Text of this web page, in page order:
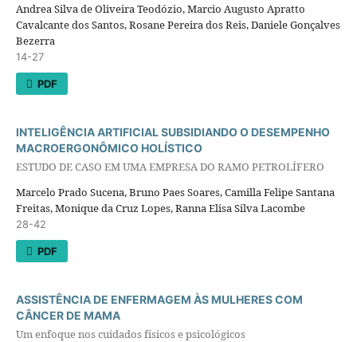
Andrea Silva de Oliveira Teodózio, Marcio Augusto Apratto
Cavalcante dos Santos, Rosane Pereira dos Reis, Daniele Gonçalves
Bezerra
14-27
PDF
INTELIGÊNCIA ARTIFICIAL SUBSIDIANDO O DESEMPENHO
MACROERGONÔMICO HOLÍSTICO
ESTUDO DE CASO EM UMA EMPRESA DO RAMO PETROLÍFERO
Marcelo Prado Sucena, Bruno Paes Soares, Camilla Felipe Santana
Freitas, Monique da Cruz Lopes, Ranna Elisa Silva Lacombe
28-42
PDF
ASSISTÊNCIA DE ENFERMAGEM ÀS MULHERES COM
CÂNCER DE MAMA
Um enfoque nos cuidados físicos e psicológicos